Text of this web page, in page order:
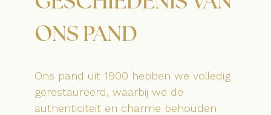
ONS PAND
Ons pand uit 1900 hebben we volledig
gerestaureerd, waarbij we de
authenticiteit en charme behouden